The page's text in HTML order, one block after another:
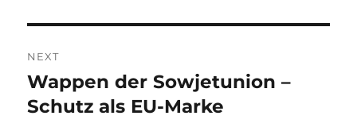
NEXT
Next
post:
Wappen der Sowjetunion –
Schutz als EU-Marke